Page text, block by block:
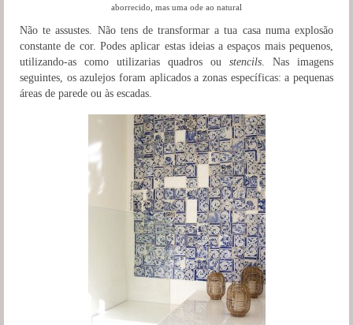
aborrecido, mas uma ode ao natural
Não te assustes. Não tens de transformar a tua casa numa explosão
constante de cor. Podes aplicar estas ideias a espaços mais pequenos,
utilizando-as como utilizarias quadros ou stencils. Nas imagens
seguintes, os azulejos foram aplicados a zonas específicas: a pequenas
áreas de parede ou às escadas.